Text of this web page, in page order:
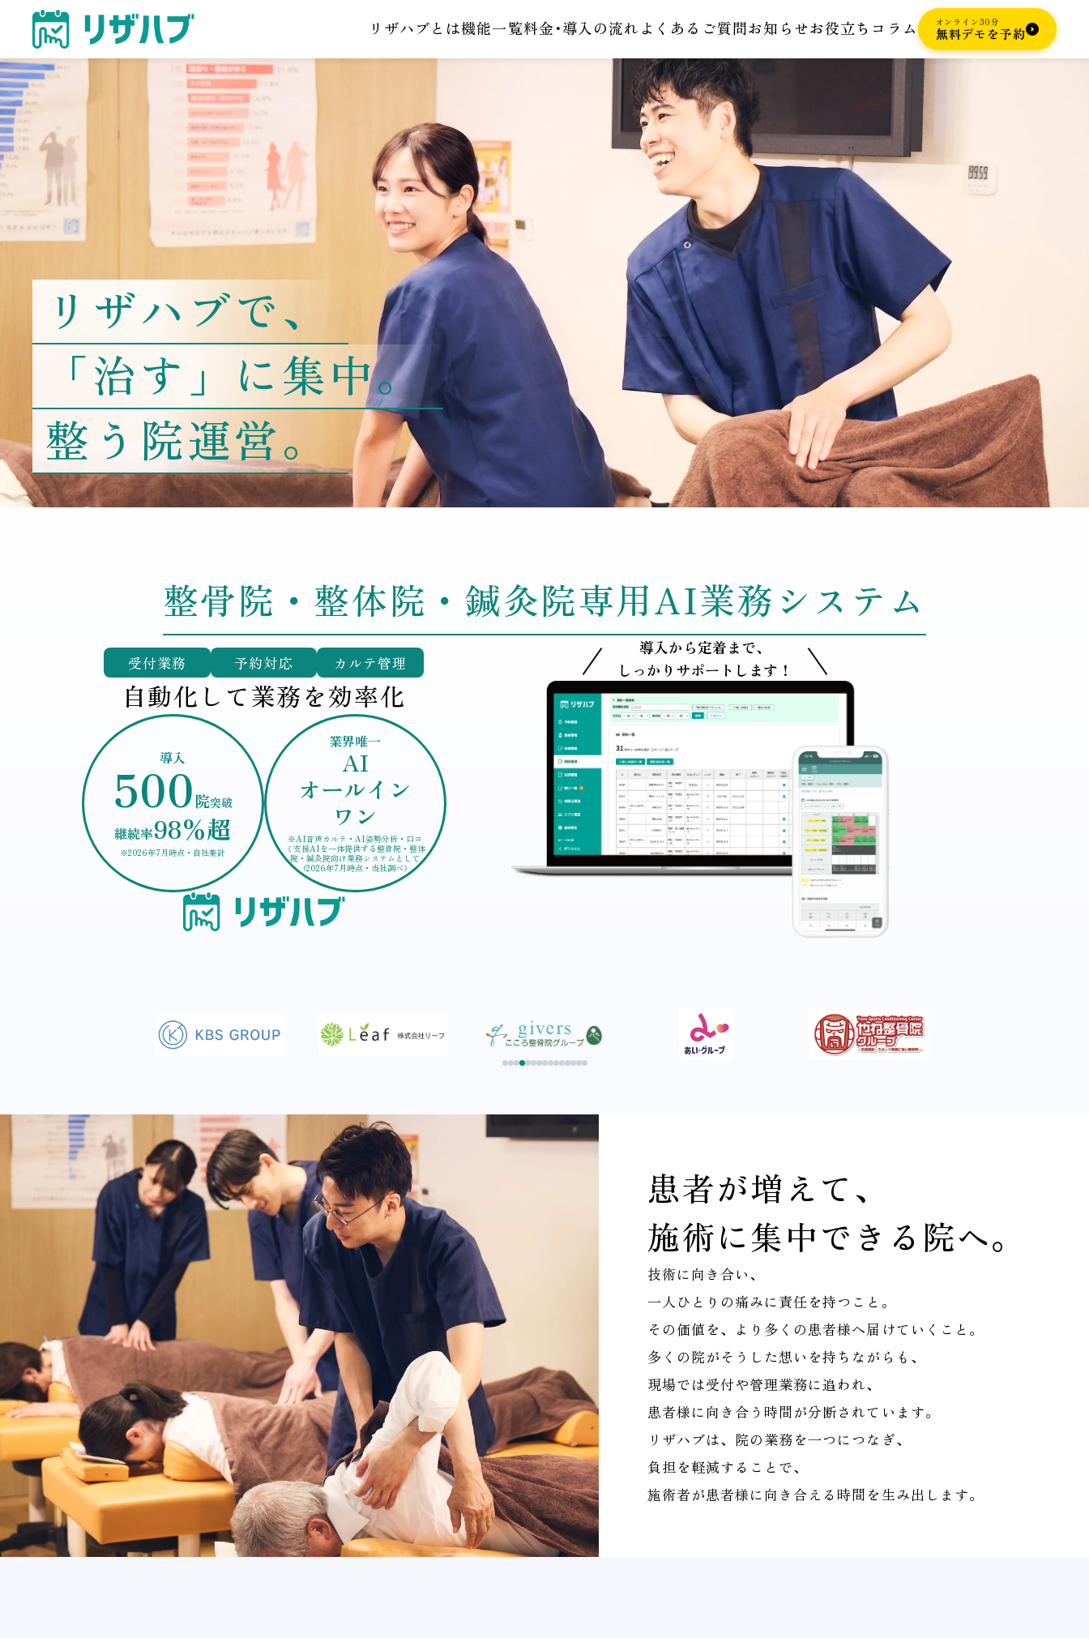
リザハブとは機能一覧料金･導入の流れ よくあるご質問お知らせお役立ちコラム オンライン30分
無料デモを予約
リザハブで、
「治す」に集中。
整う院運営。
整骨院・整体院・鍼灸院専用AI業務システム
受付業務 予約対応 カルテ管理
自動化して業務を効率化
導入
500院突破
継続率98%超
※2026年7月時点・自社集計
業界唯一
AI
オールイン
ワン
※AI音声カルテ・AI姿勢分析・口コ
ミ支援AIを一体提供する整骨院・整体
院・鍼灸院向け業務システムとして
（2026年7月時点・当社調べ）
導入から定着まで、
しっかりサポートします！
患者が増えて、
施術に集中できる院へ。
技術に向き合い、
一人ひとりの痛みに責任を持つこと。
その価値を、より多くの患者様へ届けていくこと。
多くの院がそうした想いを持ちながらも、
現場では受付や管理業務に追われ、
患者様に向き合う時間が分断されています。
リザハブは、院の業務を一つにつなぎ、
負担を軽減することで、
施術者が患者様に向き合える時間を生み出します。